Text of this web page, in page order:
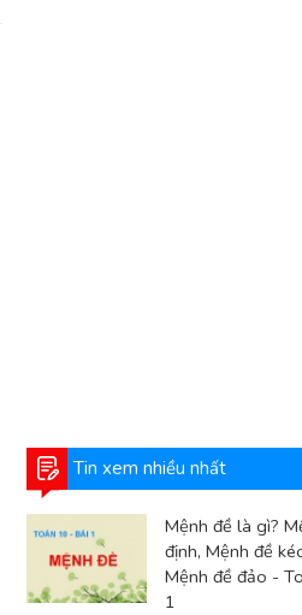
Tin xem nhiều nhất
Mệnh đề là gì?
định, Mệnh đề
Mệnh đề đảo -
1